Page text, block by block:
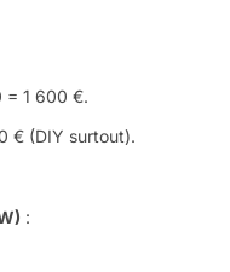
= 1 600 €.
€ (DIY surtout).
: